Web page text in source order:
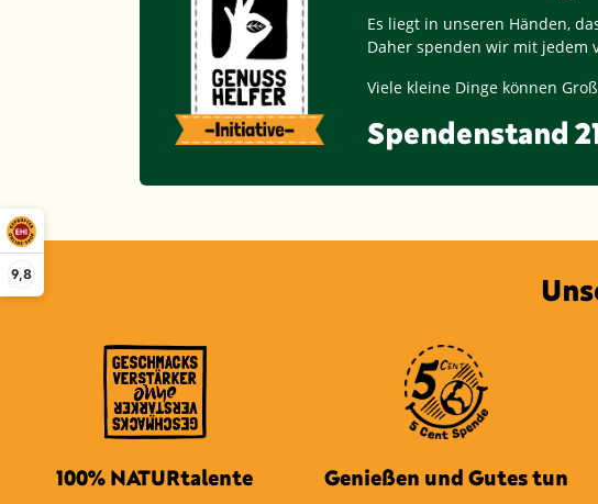
9,8
Es liegt in unseren Händen,
Daher spenden wir mit jedem
Viele kleine Dinge können
Spendenstand
100% NATURtalente Genießen und Gutes tun